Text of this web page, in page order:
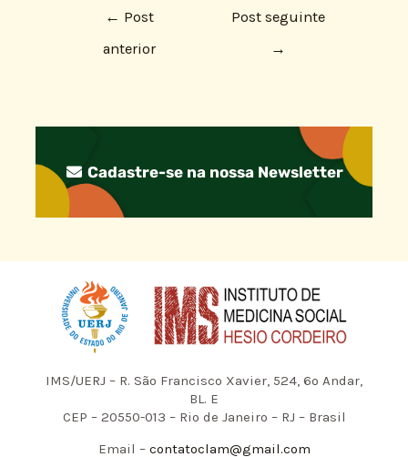
← Post
anterior
Post seguinte
→
Cadastre-se na nossa Newsletter
IMS/UERJ – R. São Francisco Xavier, 524, 6º Andar,
BL. E
CEP – 20550-013 – Rio de Janeiro – RJ – Brasil
Email –contatoclam@gmail.com